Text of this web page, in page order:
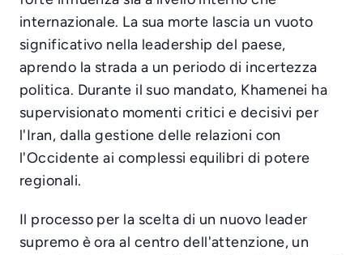
internazionale. La sua morte lascia un vuoto
significativo nella leadership del paese,
aprendo la strada a un periodo di incertezza
politica. Durante il suo mandato, Khamenei ha
supervisionato momenti critici e decisivi per
l'Iran, dalla gestione delle relazioni con
l'Occidente ai complessi equilibri di potere
regionali.
Il processo per la scelta di un nuovo leader
supremo è ora al centro dell'attenzione, un